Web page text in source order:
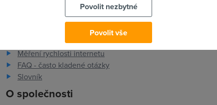
Pro zákazníky
Dostupnost internetu
Měření rychlosti internetu
FAQ - často kladené otázky
Slovník
O společnosti
Povolit nezbytné
Povolit vše